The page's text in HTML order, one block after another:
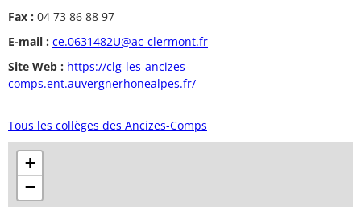
Fax : 04 73 86 88 97
E-mail : ce.0631482U@ac-clermont.fr
Site Web : https://clg-les-ancizes-
comps.ent.auvergnerhonealpes.fr/
Tous les collèges des Ancizes-Comps
+
−